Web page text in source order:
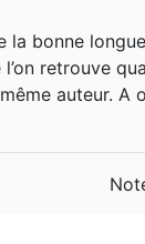
villes en
relations de
Il dirige aussi
dédiée au
qui il a eu deux
la bonne
retrouve
auteur. A